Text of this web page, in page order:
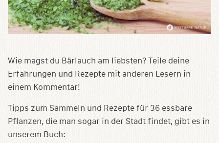
Wie magst du Bärlauch am liebsten? Teile deine
Erfahrungen und Rezepte mit anderen Lesern in
einem Kommentar!
Tipps zum Sammeln und Rezepte für 36 essbare
Pflanzen, die man sogar in der Stadt findet, gibt es in
unserem Buch: